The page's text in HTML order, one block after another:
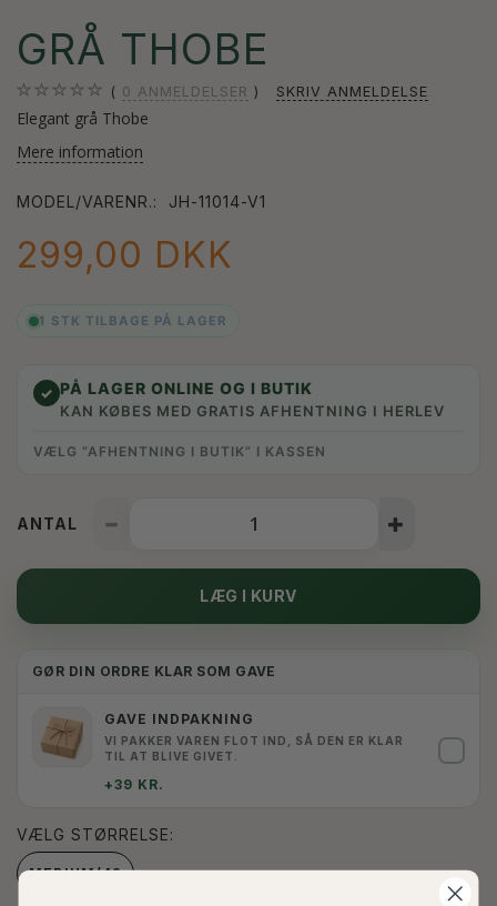
GRÅ THOBE
0 ANMELDELSER SKRIV ANMELDELSE
Elegant grå Thobe
Mere information
MODEL/VARENR.: JH-11014-V1
299,00 DKK
1 STK TILBAGE PÅ LAGER
✓ PÅ LAGER ONLINE OG I BUTIK
KAN KØBES MED GRATIS AFHENTNING I HERLEV
VÆLG “AFHENTNING I BUTIK” I KASSEN
ANTAL
LÆG I KURV
GØR DIN ORDRE KLAR SOM GAVE
GAVE INDPAKNING
VI PAKKER VAREN FLOT IND, SÅ DEN ER KLAR
TIL AT BLIVE GIVET.
+39 KR.
VÆLG STØRRELSE:
MEDIUM/42